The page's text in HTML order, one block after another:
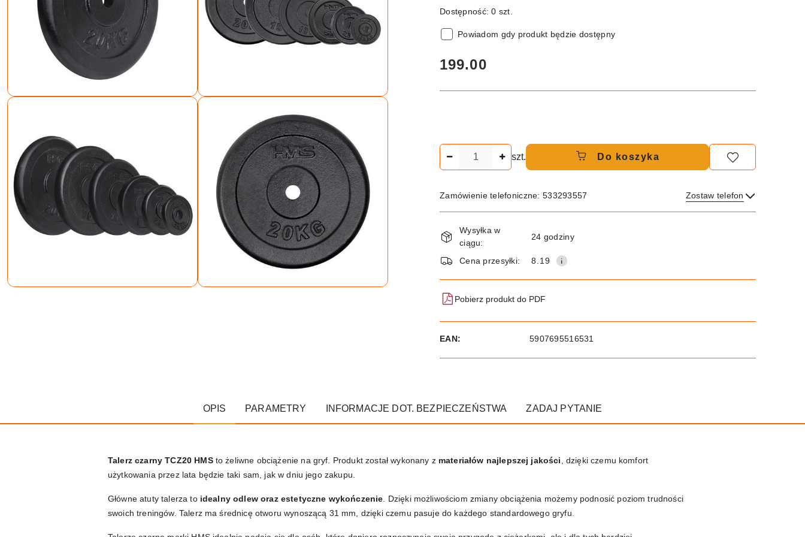
Dostępność:0 szt.
Powiadom gdy produkt będzie dostępny
cena:
199.00
szt. Do koszyka
Zamówienie telefoniczne: 533293557 Zostaw telefon
Wyślij
Dostępność
i
dostawa
Wysyłka w
ciągu:
24 godziny
Cena przesyłki: 8.19
Pobierz produkt do PDF
EAN: 5907695516531
OPIS PARAMETRY INFORMACJE DOT. BEZPIECZEŃSTWA ZADAJ PYTANIE
Talerz czarny TCZ20 HMSto żeliwne obciążenie na gryf. Produkt został wykonany z materiałów najlepszej jakości
, dzięki czemu komfort
użytkowania przez lata będzie taki sam, jak w dniu jego zakupu.
Główne atuty talerza to idealny odlew oraz estetyczne wykończenie . Dzięki możliwościom zmiany obciążenia możemy podnosić poziom trudności
swoich treningów. Talerz ma średnicę otworu wynoszącą 31 mm, dzięki czemu pasuje do każdego standardowego gryfu.